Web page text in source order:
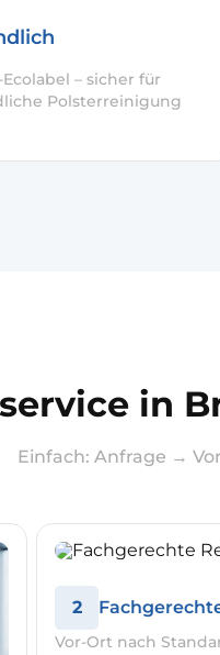
– sicher für
Polsterreinigung
in
Einfach: Anfrage →
2
Vor-Ort nach